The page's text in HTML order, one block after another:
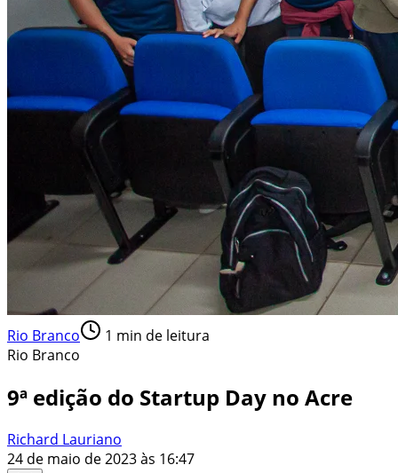
Rio Branco 1 min de leitura
Rio Branco
9ª edição do Startup Day no Acre
Richard Lauriano
24 de maio de 2023 às 16:47